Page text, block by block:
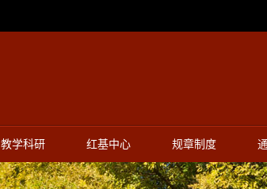
教学科研 红基中心 规章制度